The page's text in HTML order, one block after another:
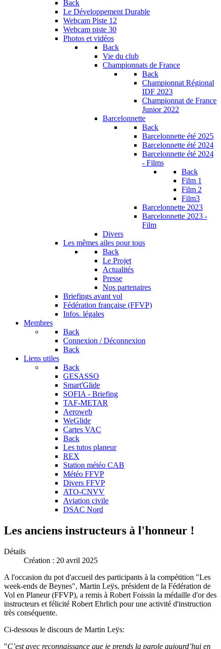
Back
Le Développement Durable
Webcam Piste 12
Webcam piste 30
Photos et vidéos
Back
Vie du club
Championnats de France
Back
Championnat Régional
IDF 2023
Championnat de France
Junior 2022
Barcelonnette
Back
Barcelonnette été 2025
Barcelonnette été 2024
Barcelonnette été 2024
- Films
Back
Film 1
Film 2
Film3
Barcelonnette 2023
Barcelonnette 2023 -
Film
Divers
Les mêmes ailes pour tous
Back
Le Projet
Actualités
Presse
Nos partenaires
Briefings avant vol
Fédération française (FFVP)
Infos. légales
Membres
Back
Connexion / Déconnexion
Back
Liens utiles
Back
GESASSO
Smart'Glide
SOFIA - Briefing
TAF-METAR
Aeroweb
WeGlide
Cartes VAC
Back
Les tutos planeur
REX
Station météo CAB
Météo FFVP
Divers FFVP
ATO-CNVV
Aviation civile
DSAC Nord
Les anciens instructeurs à l'honneur !
Détails
Création : 20 avril 2025
A l'occasion du pot d'accueil des participants à la compétition "Les
week-ends de Beynes", Martin Leÿs, président de la Fédération de
Vol en Planeur (FFVP), a remis à Robert Foissin la médaille d'or des
instructeurs et félicité Robert Ehrlich pour une activité d'instruction
très conséquente.
Ci-dessous le discours de Martin Leÿs:
"C’est avec reconnaissance que je prends la parole aujourd’hui en